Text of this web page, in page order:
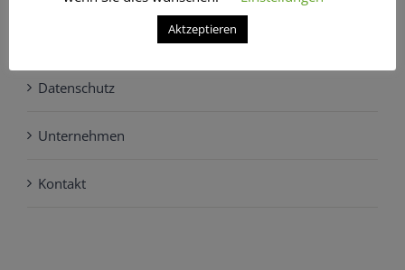
Datenschutz
Unternehmen
Kontakt
Aktzeptieren